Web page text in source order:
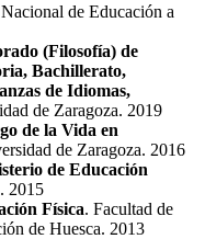
de Educación a
(Filosofía) de
Bachillerato,
de Idiomas,
de Zaragoza. 2019
de la Vida en
de Zaragoza. 2016
de Educación
2015
Física. Facultad de
de Huesca. 2013